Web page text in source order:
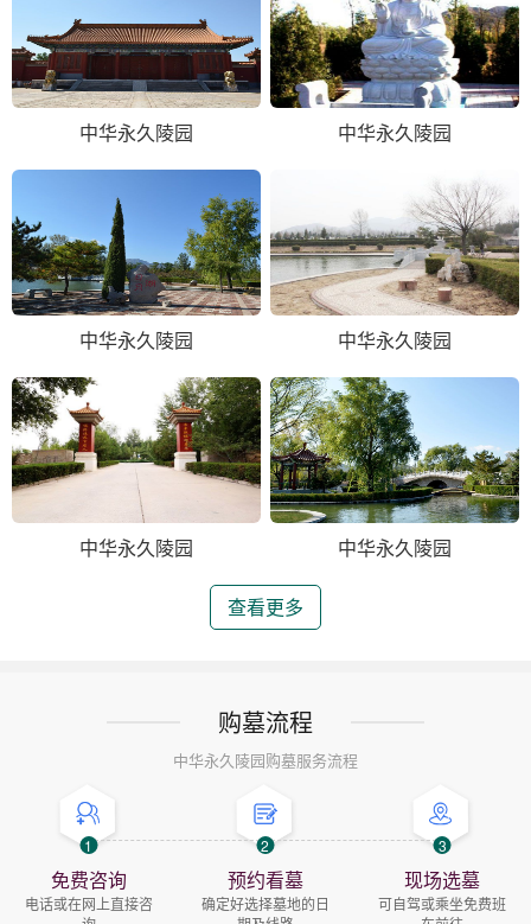
中华永久陵园 中华永久陵园
中华永久陵园 中华永久陵园
中华永久陵园 中华永久陵园
查看更多
购墓流程
中华永久陵园购墓服务流程
1
免费咨询
电话或在网上直接咨
2
预约看墓
确定好选择墓地的日
3
现场选墓
可自驾或乘坐免费班